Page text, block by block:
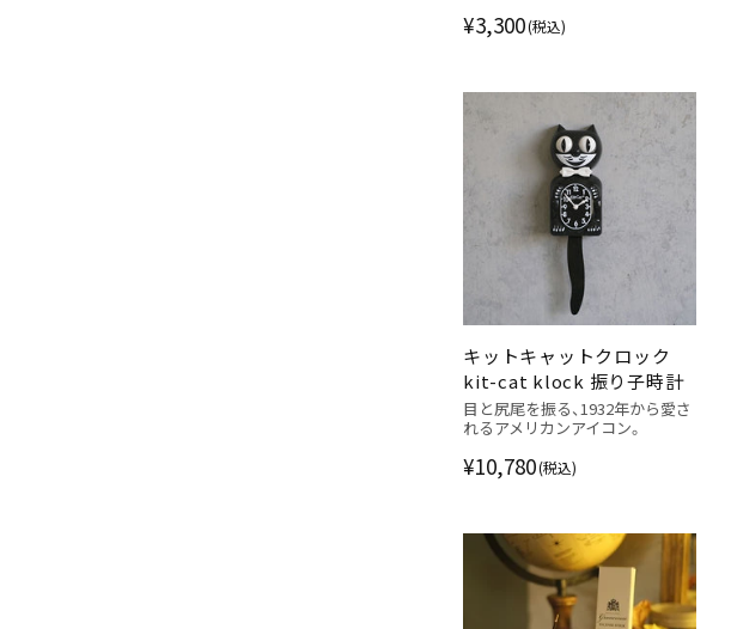
¥3,300(税込)
キットキャットクロック
kit-cat klock 振り子時計
目と尻尾を振る、1932年から愛さ
れるアメリカンアイコン。
¥10,780(税込)